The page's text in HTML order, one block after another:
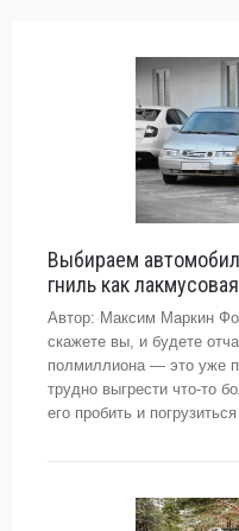
Выбираем
гниль как
Автор: Максим Маркин
скажете вы, и будете
полмиллиона — это уже
трудно выгрести что-то
его пробить и